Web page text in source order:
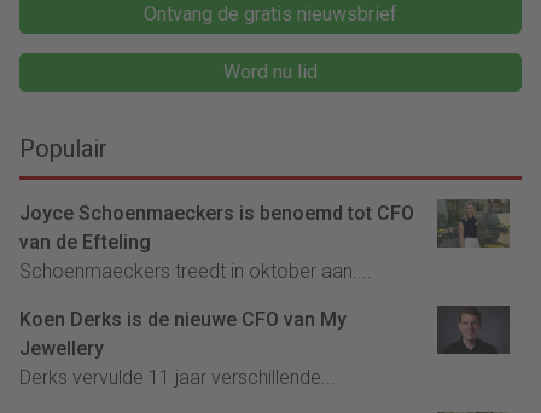
Ontvang de gratis nieuwsbrief
Word nu lid
Populair
Joyce Schoenmaeckers is benoemd tot CFO
van de Efteling
Schoenmaeckers treedt in oktober aan....
Koen Derks is de nieuwe CFO van My
Jewellery
Derks vervulde 11 jaar verschillende...